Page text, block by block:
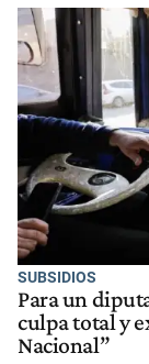
SUBSIDIOS
Para un
culpa total y
Nacional”